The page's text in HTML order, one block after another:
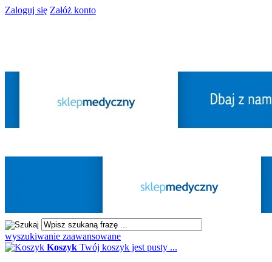
Zaloguj się Załóż konto
wyszukiwanie zaawansowane
Koszyk Twój koszyk jest pusty ...